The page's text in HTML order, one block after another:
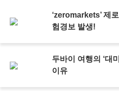
‘zeromarkets’ 제
험경보 발생!
두바이 여행의 ‘대
이유